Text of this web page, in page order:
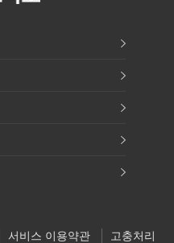
서비스 이용약관 고충처리